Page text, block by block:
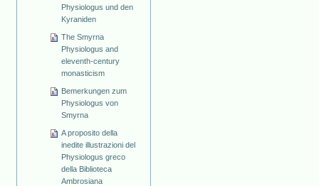
Physiologus und den
Kyraniden
The Smyrna
Physiologus and
eleventh-century
monasticism
Bemerkungen zum
Physiologus von
Smyrna
A proposito della
inedite illustrazioni del
Physiologus greco
della Biblioteca
Ambrosiana